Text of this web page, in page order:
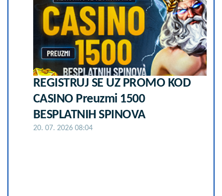
REGISTRUJ SE UZ PROMO KOD
CASINO Preuzmi 1500
BESPLATNIH SPINOVA
20. 07. 2026 08:04